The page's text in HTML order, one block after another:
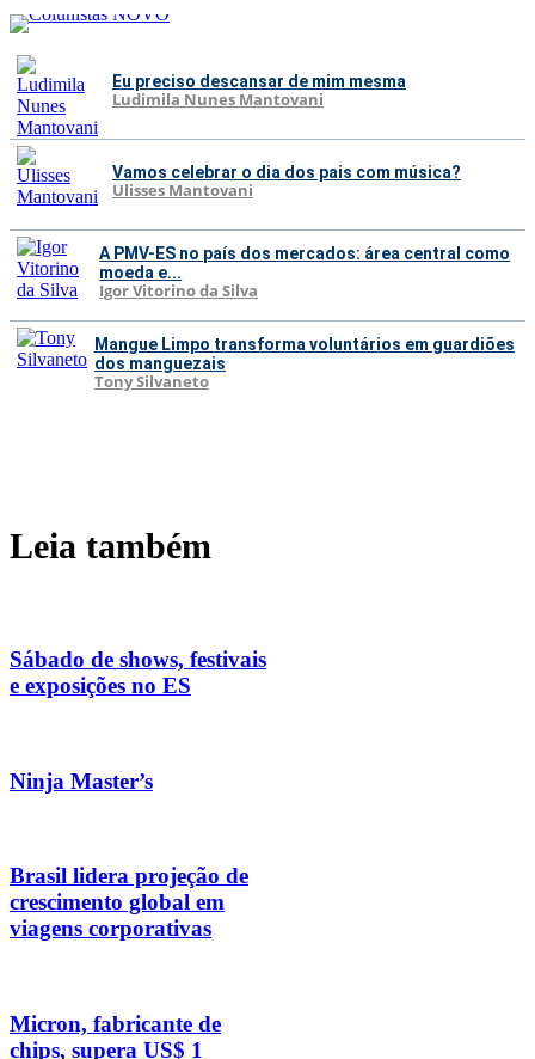
Eu preciso descansar de mim mesma
Ludimila Nunes Mantovani
Vamos celebrar o dia dos pais com música?
Ulisses Mantovani
A PMV-ES no país dos mercados: área central como
moeda e...
Igor Vitorino da Silva
Mangue Limpo transforma voluntários em guardiões
dos manguezais
Tony Silvaneto
Leia também
Sábado de shows, festivais
e exposições no ES
Ninja Master’s
Brasil lidera projeção de
crescimento global em
viagens corporativas
Micron, fabricante de
chips, supera US$ 1